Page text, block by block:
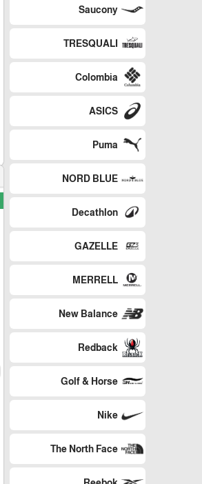
Saucony
TRESQUALI
Colombia
ASICS
Puma
NORD BLUE
Decathlon
GAZELLE
MERRELL
New Balance
Redback
Golf & Horse
Nike
The North Face